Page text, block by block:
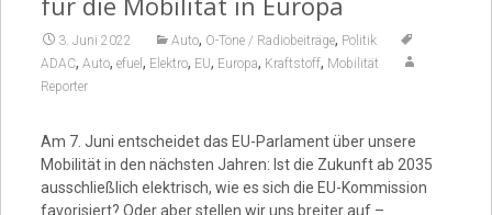
3. Juni 2022 Auto, O-Töne / Radiobeiträge, Politik
ADAC, Auto, efuel , Elektro, EU, Europa, Kraftstoff, Mobilität
Reporter
Am 7. Juni entscheidet das EU-Parlament über unsere
Mobilität in den nächsten Jahren: Ist die Zukunft ab 2035
ausschließlich elektrisch, wie es sich die EU-Kommission
favorisiert? Oder aber stellen wir uns breiter auf –